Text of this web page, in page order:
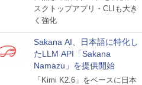
スクトップアプリ・CLIも大き
く強化
Sakana AI、日本語に特化し
たLLM API「Sakana
Namazu」を提供開始
「Kimi K2.6」をベースに日本